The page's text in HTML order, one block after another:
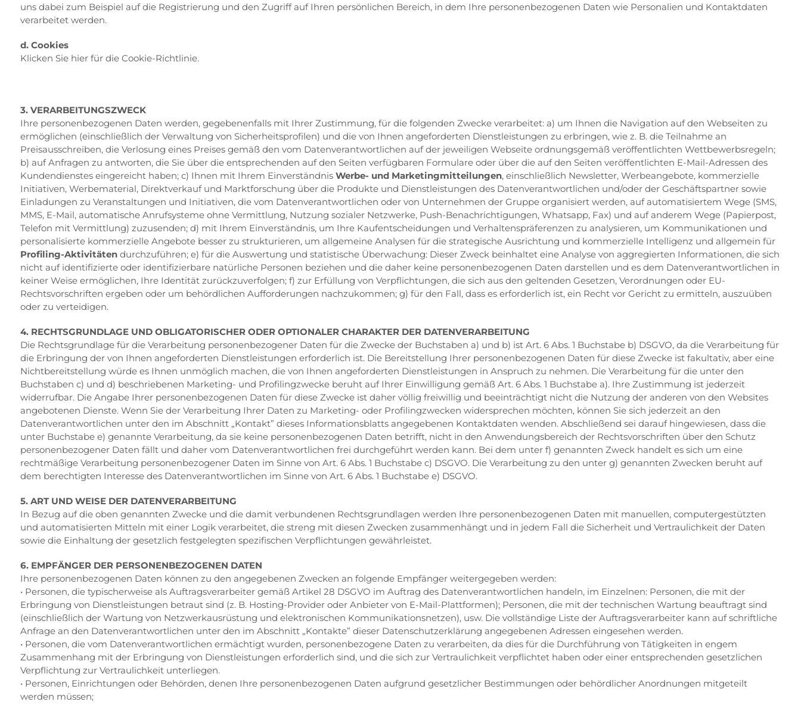
uns dabei zum Beispiel auf die Registrierung und den Zugriff auf Ihren persönlichen Bereich, in dem Ihre personenbezogenen Daten wie Personalien und Kontaktdaten
verarbeitet werden.
d. Cookies
Klicken Sie hier für die Cookie-Richtlinie.
3. VERARBEITUNGSZWECK
Ihre personenbezogenen Daten werden, gegebenenfalls mit Ihrer Zustimmung, für die folgenden Zwecke verarbeitet: a) um Ihnen die Navigation auf den Webseiten zu
ermöglichen (einschließlich der Verwaltung von Sicherheitsprofilen) und die von Ihnen angeforderten Dienstleistungen zu erbringen, wie z. B. die Teilnahme an
Preisausschreiben, die Verlosung eines Preises gemäß den vom Datenverantwortlichen auf der jeweiligen Webseite ordnungsgemäß veröffentlichten Wettbewerbsregeln;
b) auf Anfragen zu antworten, die Sie über die entsprechenden auf den Seiten verfügbaren Formulare oder über die auf den Seiten veröffentlichten E-Mail-Adressen des
Kundendienstes eingereicht haben; c) Ihnen mit Ihrem Einverständnis Werbe- und Marketingmitteilungen, einschließlich Newsletter, Werbeangebote, kommerzielle
Initiativen, Werbematerial, Direktverkauf und Marktforschung über die Produkte und Dienstleistungen des Datenverantwortlichen und/oder der Geschäftspartner sowie
Einladungen zu Veranstaltungen und Initiativen, die vom Datenverantwortlichen oder von Unternehmen der Gruppe organisiert werden, auf automatisiertem Wege (SMS,
MMS, E-Mail, automatische Anrufsysteme ohne Vermittlung, Nutzung sozialer Netzwerke, Push-Benachrichtigungen, Whatsapp, Fax) und auf anderem Wege (Papierpost,
Telefon mit Vermittlung) zuzusenden; d) mit Ihrem Einverständnis, um Ihre Kaufentscheidungen und Verhaltenspräferenzen zu analysieren, um Kommunikationen und
personalisierte kommerzielle Angebote besser zu strukturieren, um allgemeine Analysen für die strategische Ausrichtung und kommerzielle Intelligenz und allgemein für
Profiling-Aktivitätendurchzuführen; e) für die Auswertung und statistische Überwachung: Dieser Zweck beinhaltet eine Analyse von aggregierten Informationen, die sich
nicht auf identifizierte oder identifizierbare natürliche Personen beziehen und die daher keine personenbezogenen Daten darstellen und es dem Datenverantwortlichen in
keiner Weise ermöglichen, Ihre Identität zurückzuverfolgen; f) zur Erfüllung von Verpflichtungen, die sich aus den geltenden Gesetzen, Verordnungen oder EU-
Rechtsvorschriften ergeben oder um behördlichen Aufforderungen nachzukommen; g) für den Fall, dass es erforderlich ist, ein Recht vor Gericht zu ermitteln, auszuüben
oder zu verteidigen.
4. RECHTSGRUNDLAGE UND OBLIGATORISCHER ODER OPTIONALER CHARAKTER DER DATENVERARBEITUNG
Die Rechtsgrundlage für die Verarbeitung personenbezogener Daten für die Zwecke der Buchstaben a) und b) ist Art. 6 Abs. 1 Buchstabe b) DSGVO, da die Verarbeitung für
die Erbringung der von Ihnen angeforderten Dienstleistungen erforderlich ist. Die Bereitstellung Ihrer personenbezogenen Daten für diese Zwecke ist fakultativ, aber eine
Nichtbereitstellung würde es Ihnen unmöglich machen, die von Ihnen angeforderten Dienstleistungen in Anspruch zu nehmen. Die Verarbeitung für die unter den
Buchstaben c) und d) beschriebenen Marketing- und Profilingzwecke beruht auf Ihrer Einwilligung gemäß Art. 6 Abs. 1 Buchstabe a). Ihre Zustimmung ist jederzeit
widerrufbar. Die Angabe Ihrer personenbezogenen Daten für diese Zwecke ist daher völlig freiwillig und beeinträchtigt nicht die Nutzung der anderen von den Websites
angebotenen Dienste. Wenn Sie der Verarbeitung Ihrer Daten zu Marketing- oder Profilingzwecken widersprechen möchten, können Sie sich jederzeit an den
Datenverantwortlichen unter den im Abschnitt „Kontakt” dieses Informationsblatts angegebenen Kontaktdaten wenden. Abschließend sei darauf hingewiesen, dass die
unter Buchstabe e) genannte Verarbeitung, da sie keine personenbezogenen Daten betrifft, nicht in den Anwendungsbereich der Rechtsvorschriften über den Schutz
personenbezogener Daten fällt und daher vom Datenverantwortlichen frei durchgeführt werden kann. Bei dem unter f) genannten Zweck handelt es sich um eine
rechtmäßige Verarbeitung personenbezogener Daten im Sinne von Art. 6 Abs. 1 Buchstabe c) DSGVO. Die Verarbeitung zu den unter g) genannten Zwecken beruht auf
dem berechtigten Interesse des Datenverantwortlichen im Sinne von Art. 6 Abs. 1 Buchstabe e) DSGVO.
5. ART UND WEISE DER DATENVERARBEITUNG
In Bezug auf die oben genannten Zwecke und die damit verbundenen Rechtsgrundlagen werden Ihre personenbezogenen Daten mit manuellen, computergestützten
und automatisierten Mitteln mit einer Logik verarbeitet, die streng mit diesen Zwecken zusammenhängt und in jedem Fall die Sicherheit und Vertraulichkeit der Daten
sowie die Einhaltung der gesetzlich festgelegten spezifischen Verpflichtungen gewährleistet.
6. EMPFÄNGER DER PERSONENBEZOGENEN DATEN
Ihre personenbezogenen Daten können zu den angegebenen Zwecken an folgende Empfänger weitergegeben werden:
• Personen, die typischerweise als Auftragsverarbeiter gemäß Artikel 28 DSGVO im Auftrag des Datenverantwortlichen handeln, im Einzelnen: Personen, die mit der
Erbringung von Dienstleistungen betraut sind (z. B. Hosting-Provider oder Anbieter von E-Mail-Plattformen); Personen, die mit der technischen Wartung beauftragt sind
(einschließlich der Wartung von Netzwerkausrüstung und elektronischen Kommunikationsnetzen), usw. Die vollständige Liste der Auftragsverarbeiter kann auf schriftliche
Anfrage an den Datenverantwortlichen unter den im Abschnitt „Kontakte” dieser Datenschutzerklärung angegebenen Adressen eingesehen werden.
• Personen, die vom Datenverantwortlichen ermächtigt wurden, personenbezogene Daten zu verarbeiten, da dies für die Durchführung von Tätigkeiten in engem
Zusammenhang mit der Erbringung von Dienstleistungen erforderlich sind, und die sich zur Vertraulichkeit verpflichtet haben oder einer entsprechenden gesetzlichen
Verpflichtung zur Vertraulichkeit unterliegen.
• Personen, Einrichtungen oder Behörden, denen Ihre personenbezogenen Daten aufgrund gesetzlicher Bestimmungen oder behördlicher Anordnungen mitgeteilt
werden müssen;